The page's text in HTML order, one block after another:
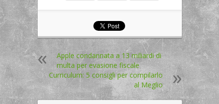
Apple condannata a 13 miliardi di
multa per evasione fiscale
Curriculum: 5 consigli per compilarlo
al Meglio